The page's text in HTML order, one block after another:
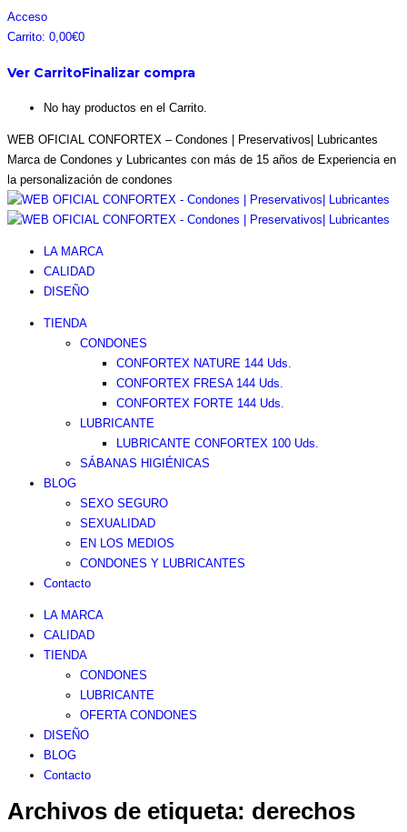
Saltar
al
Facebook
page
in
Instagram
page
in
Pinterest
page
in
Twitter
page
in
Acceso
Carrito: 0,00€0
Ver CarritoFinalizar compra
No hay productos en el Carrito.
WEB OFICIAL CONFORTEX – Condones | Preservativos| Lubricantes
Marca de Condones y Lubricantes con más de 15 años de Experiencia en
la personalización de condones
LA MARCA
CALIDAD
DISEÑO
TIENDA
CONDONES
CONFORTEX NATURE 144 Uds.
CONFORTEX FRESA 144 Uds.
CONFORTEX FORTE 144 Uds.
LUBRICANTE
LUBRICANTE CONFORTEX 100 Uds.
SÁBANAS HIGIÉNICAS
BLOG
SEXO SEGURO
SEXUALIDAD
EN LOS MEDIOS
CONDONES Y LUBRICANTES
Contacto
LA MARCA
CALIDAD
TIENDA
CONDONES
LUBRICANTE
OFERTA CONDONES
DISEÑO
BLOG
Contacto
Archivos de etiqueta: derechos